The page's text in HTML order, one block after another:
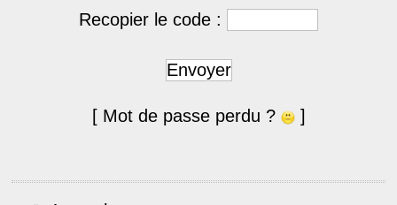
Recopier le code :
Envoyer
[ Mot de passe perdu ? ]